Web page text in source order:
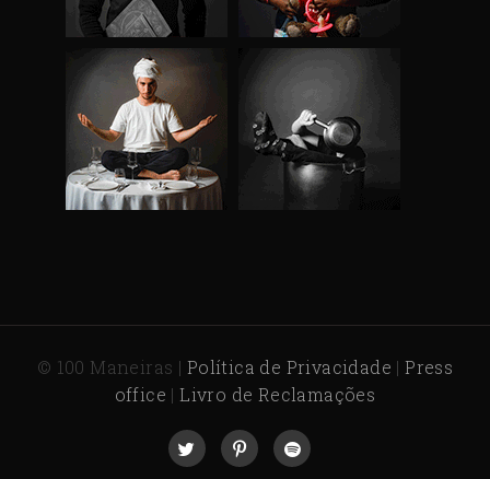
© 100 Maneiras | Política de Privacidade |Press
office |Livro de Reclamações